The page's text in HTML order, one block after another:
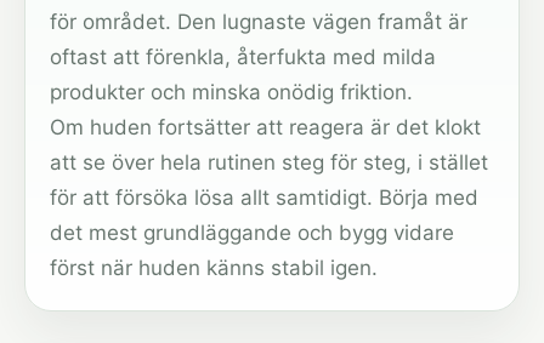
för området. Den lugnaste vägen framåt är
oftast att förenkla, återfukta med milda
produkter och minska onödig friktion.
Om huden fortsätter att reagera är det klokt
att se över hela rutinen steg för steg, i stället
för att försöka lösa allt samtidigt. Börja med
det mest grundläggande och bygg vidare
först när huden känns stabil igen.